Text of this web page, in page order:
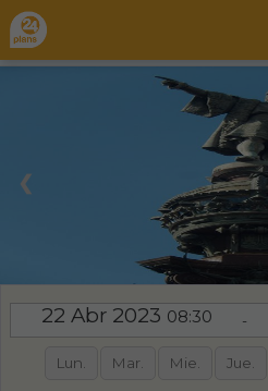
❮
22 Abr 2023 08:30 -
Lun. Mar. Mie. Jue.